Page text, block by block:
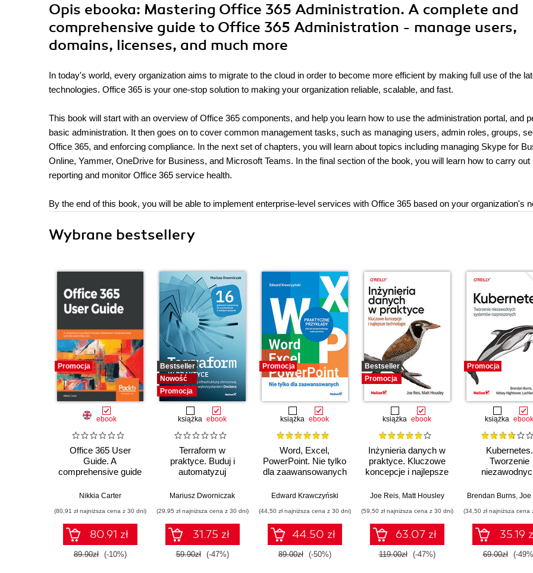
Opis ebooka: Mastering Office 365 Administration. A complete and
comprehensive guide to Office 365 Administration - manage users,
domains, licenses, and much more
In today's world, every organization aims to migrate to the cloud in order to become more efficient by making full use of the
technologies. Office 365 is your one-stop solution to making your organization reliable, scalable, and fast.
This book will start with an overview of Office 365 components, and help you learn how to use the administration portal, and
basic administration. It then goes on to cover common management tasks, such as managing users, admin roles, groups,
Office 365, and enforcing compliance. In the next set of chapters, you will learn about topics including managing Skype for
Online, Yammer, OneDrive for Business, and Microsoft Teams. In the final section of the book, you will learn how to carry out
reporting and monitor Office 365 service health.
By the end of this book, you will be able to implement enterprise-level services with Office 365 based on your organization's
Wybrane bestsellery
Promocja
ebook
Office 365 User
Guide. A
comprehensive guide
collaboration and
Microsoft Office 365
Nikkia Carter
(80,91 zł najniższa cena z 30 dni)
80.91 zł
89.90zł (-10%)
Bestseller
Nowość
Promocja
książka ebook
Terraform w
praktyce. Buduj i
automatyzuj
chmurową oraz
wykorzystaniem
Dockera
Mariusz Dworniczak
(29,95 zł najniższa cena z 30 dni)
31.75 zł
59.90zł (-47%)
Promocja
książka ebook
Word, Excel,
PowerPoint. Nie tylko
dla zaawansowanych
Edward Krawczyński
(44,50 zł najniższa cena z 30 dni)
44.50 zł
89.00zł (-50%)
Bestseller
Promocja
książka ebook
Inżynieria danych w
praktyce. Kluczowe
koncepcje i najlepsze
Joe Reis, Matt Housley
(59,50 zł najniższa cena z 30 dni)
63.07 zł
119.00zł (-47%)
Promocja
książka ebook
Kubernetes.
Tworzenie
Brendan Burns, Joe
(34,50 zł najniższa cena
35.19
69.00zł (-